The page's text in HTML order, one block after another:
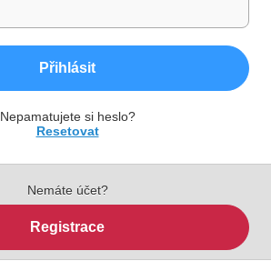
Přihlásit
Nepamatujete si heslo?
Resetovat
Nemáte účet?
Registrace